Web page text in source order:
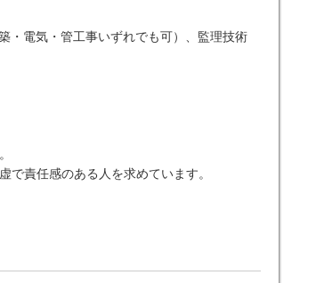
・電気・管工事いずれでも可）、監理技術
で責任感のある人を求めています。